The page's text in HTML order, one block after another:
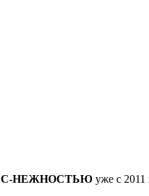
С-НЕЖНОСТЬЮ уже с 2011